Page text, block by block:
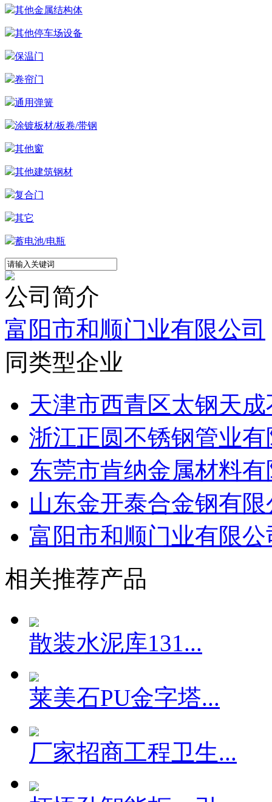
其他金属结构体
其他停车场设备
保温门
卷帘门
通用弹簧
涂镀板材/板卷/带钢
其他窗
其他建筑钢材
复合门
其它
蓄电池/电瓶
公司简介
富阳市和顺门业有限公司
同类型企业
天津市西青区太钢天
浙江正圆不锈钢管业
东莞市肯纳金属材料
山东金开泰合金钢有
富阳市和顺门业有限公
相关推荐产品
散装水泥库131...
莱美石PU金字塔...
厂家招商工程卫生...